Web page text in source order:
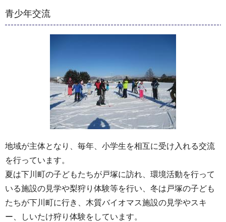
青少年交流
地域が主体となり、毎年、小学生を相互に受け入れる交流
を行っています。
夏は下川町の子どもたちが戸塚に訪れ、環境活動を行って
いる施設の見学や梨狩り体験等を行い、冬は戸塚の子ども
たちが下川町に行き、木質バイオマス施設の見学やスキ
ー、しいたけ狩り体験をしています。